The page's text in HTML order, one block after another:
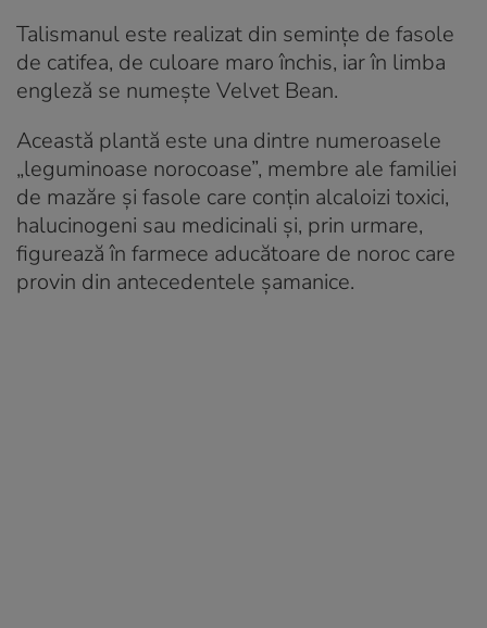
Talismanul este realizat din semințe de fasole
de catifea, de culoare maro închis, iar în limba
engleză se numește Velvet Bean.
Această plantă este una dintre numeroasele
„leguminoase norocoase”, membre ale familiei
de mazăre și fasole care conțin alcaloizi toxici,
halucinogeni sau medicinali și, prin urmare,
figurează în farmece aducătoare de noroc care
provin din antecedentele șamanice.